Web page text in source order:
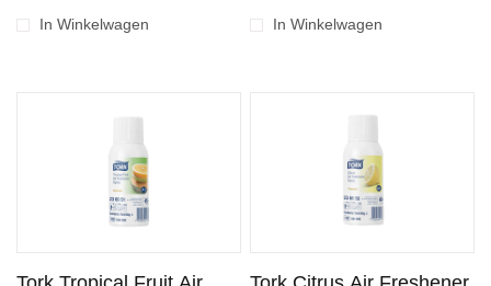
In Winkelwagen In Winkelwagen